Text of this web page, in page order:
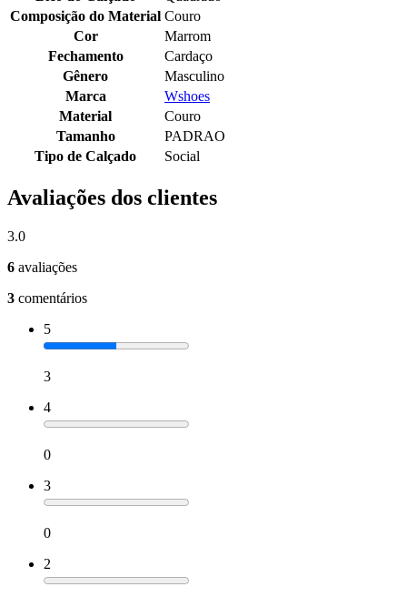
Composição do Material Couro
Cor
Marrom
Fechamento
Cardaço
Gênero
Masculino
Marca
Wshoes
Material
Couro
Tamanho
PADRAO
Tipo de Calçado
Social
Avaliações dos clientes
3.0
6 avaliações
3 comentários
5
3
4
0
3
0
2